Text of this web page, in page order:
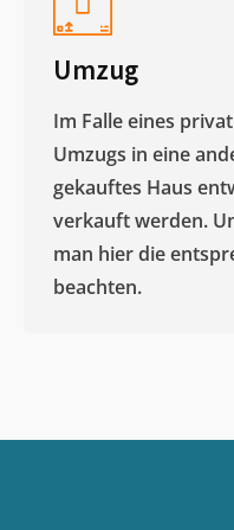
Umzug
Im Falle eines
Umzugs in eine
gekauftes Haus
verkauft werden.
man hier die
beachten.